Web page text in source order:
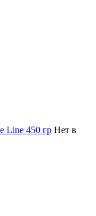
Line 450 гр Нет в